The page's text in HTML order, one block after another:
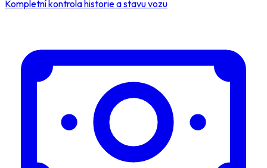
Kompletní kontrola historie a stavu vozu